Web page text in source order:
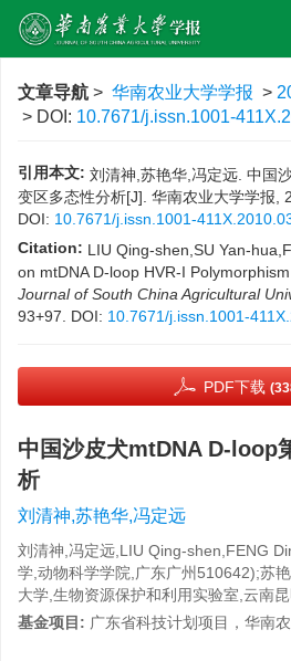
文章导航 > 华南农业大学学报 >
> DOI: 10.7671/j.issn.1001-
引用本文: 刘清神,苏艳华,冯定远. 中国
变区多态性分析[J]. 华南农业大学学报,
DOI: 10.7671/j.issn.1001-
Citation: LIU Qing-shen,SU Yan-
on mtDNA D-loop HVR-I
Journal of South China Agricultural
93+97. DOI: 10.7671/j.issn.1001-
PDF下载
中国沙皮犬mtDNA D-loop
析
刘清神,苏艳华,冯定远
刘清神,冯定远,LIU Qing-shen,FENG
学,动物科学学院,广东广州510642);苏
大学,生物资源保护和利用实验室,云南
基金项目: 广东省科技计划项目，华南